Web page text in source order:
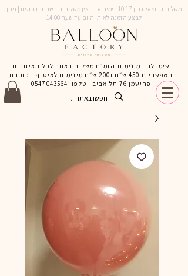
משלוחים יוצאים בין 10-17 בימים א-ו | אין משלוחים בשבתות וחגים | ניתן
לבצע הזמנה לאותו היום עד שעה 14:00
שימו לב ! מינימום הזמנת משלוח באתר לכל האיזורים
האפשריים 450 ש״ח ו200 ש״ח מינימום לאיסוף - כתובת
פרישמן 76 תל אביב - טלפון
0547043564